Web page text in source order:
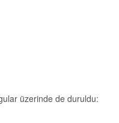
üzerinde de duruldu: